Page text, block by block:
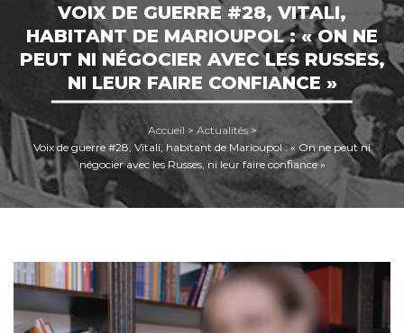
VOIX DE GUERRE #28, VITALI,
HABITANT DE MARIOUPOL : « ON NE
PEUT NI NÉGOCIER AVEC LES RUSSES,
NI LEUR FAIRE CONFIANCE »
Accueil > Actualités>
Voix de guerre #28, Vitali, habitant de Marioupol : « On ne peut ni
négocier avec les Russes, ni leur faire confiance »